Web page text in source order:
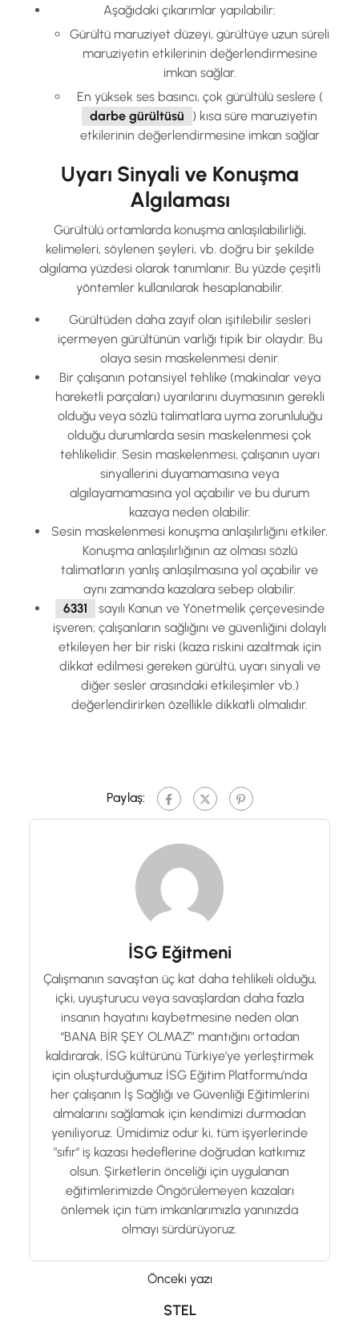
Aşağıdaki çıkarımlar yapılabilir:
Gürültü maruziyet düzeyi, gürültüye uzun süreli
maruziyetin etkilerinin değerlendirmesine
imkan sağlar.
En yüksek ses basıncı, çok gürültülü seslere (
darbe gürültüsü
) kısa süre maruziyetin
etkilerinin değerlendirmesine imkan sağlar
Uyarı Sinyali ve Konuşma
Algılaması
Gürültülü ortamlarda konuşma anlaşılabilirliği,
kelimeleri, söylenen şeyleri, vb. doğru bir şekilde
algılama yüzdesi olarak tanımlanır. Bu yüzde çeşitli
yöntemler kullanılarak hesaplanabilir.
Gürültüden daha zayıf olan işitilebilir sesleri
içermeyen gürültünün varlığı tipik bir olaydır. Bu
olaya sesin maskelenmesi denir.
Bir çalışanın potansiyel tehlike (makinalar veya
hareketli parçaları) uyarılarını duymasının gerekli
olduğu veya sözlü talimatlara uyma zorunluluğu
olduğu durumlarda sesin maskelenmesi çok
tehlikelidir. Sesin maskelenmesi, çalışanın uyarı
sinyallerini duyamamasına veya
algılayamamasına yol açabilir ve bu durum
kazaya neden olabilir.
Sesin maskelenmesi konuşma anlaşılırlığını etkiler.
Konuşma anlaşılırlığının az olması sözlü
talimatların yanlış anlaşılmasına yol açabilir ve
aynı zamanda kazalara sebep olabilir.
6331
sayılı Kanun ve Yönetmelik çerçevesinde
işveren; çalışanların sağlığını ve güvenliğini dolaylı
etkileyen her bir riski (kaza riskini azaltmak için
dikkat edilmesi gereken gürültü, uyarı sinyali ve
diğer sesler arasındaki etkileşimler vb.)
değerlendirirken özellikle dikkatli olmalıdır.
Paylaş:
İSG Eğitmeni
Çalışmanın savaştan üç kat daha tehlikeli olduğu,
içki, uyuşturucu veya savaşlardan daha fazla
insanın hayatını kaybetmesine neden olan
“BANA BİR ŞEY OLMAZ” mantığını ortadan
kaldırarak, İSG kültürünü Türkiye’ye yerleştirmek
için oluşturduğumuz İSG Eğitim Platformu'nda
her çalışanın İş Sağlığı ve Güvenliği Eğitimlerini
almalarını sağlamak için kendimizi durmadan
yeniliyoruz. Ümidimiz odur ki, tüm işyerlerinde
"sıfır" iş kazası hedeflerine doğrudan katkımız
olsun. Şirketlerin önceliği için uygulanan
eğitimlerimizde Öngörülemeyen kazaları
önlemek için tüm imkanlarımızla yanınızda
olmayı sürdürüyoruz.
Önceki yazı
STEL